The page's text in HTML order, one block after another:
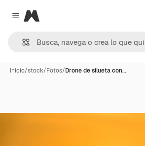
Close menu
Magnific
Inicio/stock/Fotos/Drone de silueta con…